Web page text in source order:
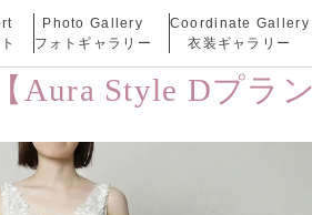
Photo Gallery
フォトギャラリー
Coordinate Gallery
衣装ギャラリー
Aura Style Dプラ